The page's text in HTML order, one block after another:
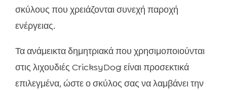
σκύλους που χρειάζονται συνεχή παροχή
ενέργειας.
Τα ανάμεικτα δημητριακά που χρησιμοποιούνται
στις λιχουδιές CricksyDog είναι προσεκτικά
επιλεγμένα, ώστε ο σκύλος σας να λαμβάνει την